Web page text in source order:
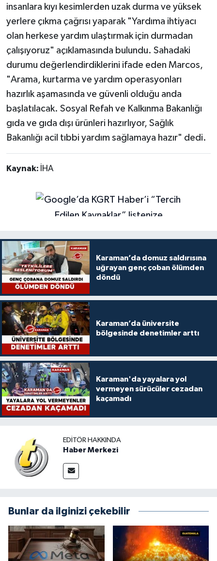
insanlara kıyı kesimlerden uzak durma ve yüksek
yerlere çıkma çağrısı yaparak "Yardıma ihtiyacı
olan herkese yardım ulaştırmak için durmadan
çalışıyoruz" açıklamasında bulundu. Sahadaki
durumu değerlendirdiklerini ifade eden Marcos,
"Arama, kurtarma ve yardım operasyonları
hazırlık aşamasında ve güvenli olduğu anda
başlatılacak. Sosyal Refah ve Kalkınma Bakanlığı
gıda ve gıda dışı ürünleri hazırlıyor, Sağlık
Bakanlığı acil tıbbi yardım sağlamaya hazır" dedi.
Kaynak: İHA
Karaman’da domuz saldırısına
uğrayan genç çoban ölümden
döndü
Karaman’da üniversite
bölgesinde denetimler arttı
Karaman'da yayalara yol
vermeyen sürücüler cezadan
kaçamadı
EDITÖR HAKKINDA
Haber Merkezi
Bunlar da ilginizi çekebilir